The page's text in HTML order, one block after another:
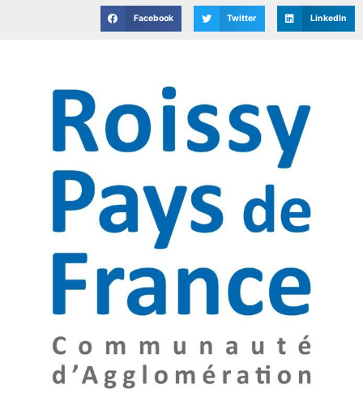
Facebook Twitter LinkedIn